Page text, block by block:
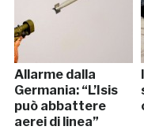
Allarme dalla
Germania: “L’Isis
può abbattere
aerei di linea”